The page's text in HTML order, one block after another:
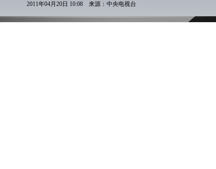
2011年04月20日 10:08 来源：中央电视台